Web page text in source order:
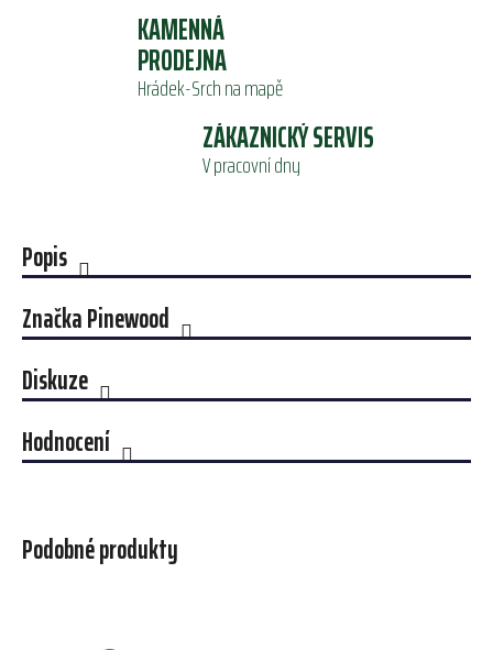
KAMENNÁ
PRODEJNA
Hrádek-Srch na mapě
ZÁKAZNICKÝ SERVIS
V pracovní dny
Popis
ZnačkaPinewood
Diskuze
Hodnocení
Podobné produkty